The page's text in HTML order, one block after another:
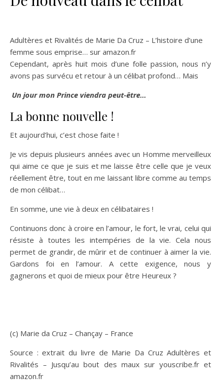
Adultères et Rivalités de Marie Da Cruz – L’histoire d’une
femme sous emprise… sur amazon.fr
Cependant, après huit mois d’une folle passion, nous n’y
avons pas survécu et retour à un célibat profond… Mais
Un jour mon Prince viendra peut-être…
La bonne nouvelle !
Et aujourd’hui, c’est chose faite !
Je vis depuis plusieurs années avec un Homme merveilleux
qui aime ce que je suis et me laisse être celle que je veux
réellement être, tout en me laissant libre comme au temps
de mon célibat…
En somme, une vie à deux en célibataires !
Continuons donc à croire en l’amour, le fort, le vrai, celui qui
résiste à toutes les intempéries de la vie. Cela nous
permet de grandir, de mûrir et de continuer à aimer la vie.
Gardons foi en l’amour. A cette exigence, nous y
gagnerons et quoi de mieux pour être Heureux ?
(c) Marie da Cruz – Chançay – France
Source : extrait du livre de Marie Da Cruz Adultères et
Rivalités – Jusqu’au bout des maux sur youscribe.fr et
amazon.fr